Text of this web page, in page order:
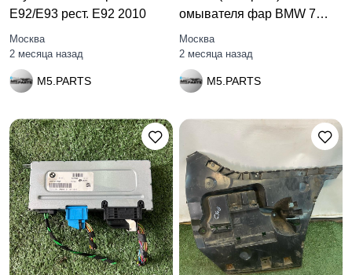
E92/E93 рест. E92 2010
Москва
2 месяца назад
M5.PARTS
омывателя фар BMW 7
F01/F02 F01
Москва
2 месяца назад
M5.PARTS